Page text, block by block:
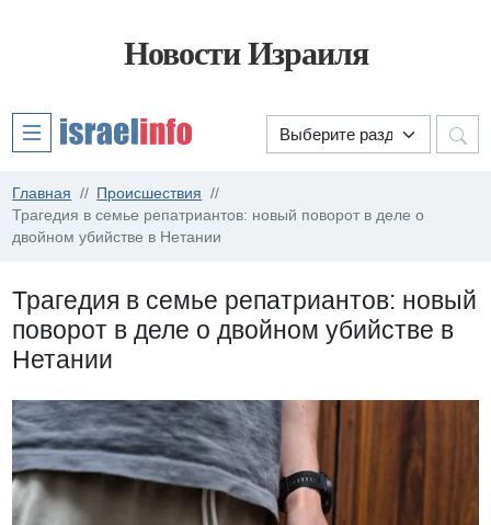
Новости Израиля
Главная
Происшествия
Трагедия в семье репатриантов: новый поворот в деле о
двойном убийстве в Нетании
Трагедия в семье репатриантов: новый
поворот в деле о двойном убийстве в
Нетании